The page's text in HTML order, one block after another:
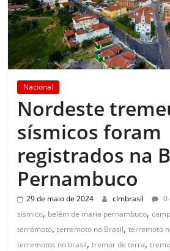
Nacional
Nordeste
sísmicos foram
registrados na
Pernambuco
29 de maio de 2024 clmbrasil 0
sísmico, belém de maria pernambuco,
terremoto,terremoto no Brasil,terremoto
terremotos no brasil,tremor de terra,